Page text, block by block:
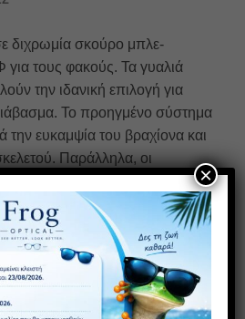
διχρωμία σκούρο μπλε-
τους φακούς. Τα γυαλιά
την ιδανική επιλογή για
Το προηγμένο σύστημα
την ευκαμψία του βραχίονα και
Παράλληλα, οι
τεχνολογίας διασφαλίζουν τη
προσφέροντας αντιχαρακτική
φυσική απεικόνιση, ευκολία
υδροφοβική δράση.
×